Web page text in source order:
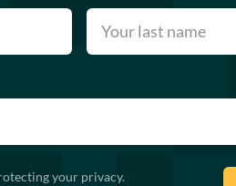
your privacy.